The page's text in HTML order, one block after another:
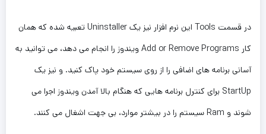
در قسمت Tools این نرم افزار نیز یک Uninstaller تعبیه شده که همان
کار Add or Remove Programs ویندوز را انجام می دهد، می توانید به
آسانی برنامه های اضافی را از روی سیستم خود پاک کنید. و نیز یک
StartUp برای کنترل برنامه هایی که هنگام بالا آمدن ویندوز اجرا می
شوند و Ram سیستم را در بیشتر موارد، بی جهت اشغال می کنند.